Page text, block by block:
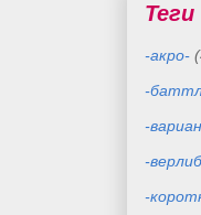
Теги
-акро-
-
-
-
-